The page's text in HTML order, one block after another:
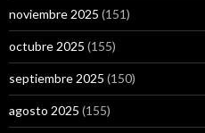
noviembre 2025 (151)
octubre 2025 (155)
septiembre 2025 (150)
agosto 2025 (155)